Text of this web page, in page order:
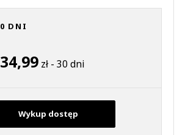
DNI
34,99 zł - 30 dni
Wykup dostęp